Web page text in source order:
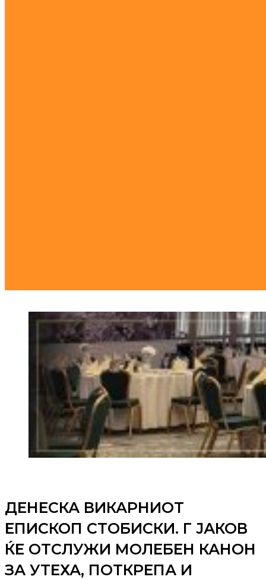
ДЕНЕСКА ВИКАРНИОТ
ЕПИСКОП СТОБИСКИ. Г ЈАКОВ
ЌЕ ОТСЛУЖИ МОЛЕБЕН КАНОН
ЗА УТЕХА, ПОТКРЕПА И